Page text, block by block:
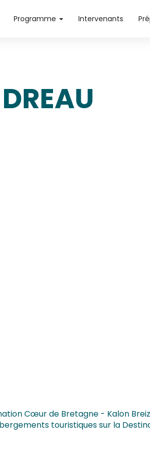
Programme Intervenants
Cœur de Bretagne - Kalon
touristiques sur la